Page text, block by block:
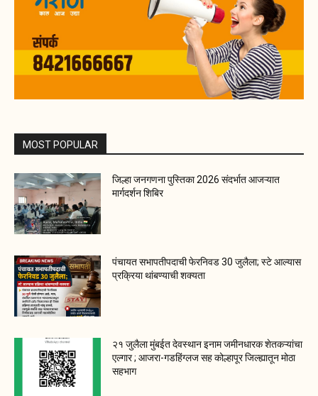
MOST POPULAR
जिल्हा जनगणना पुस्तिका 2026 संदर्भात आजऱ्यात
मार्गदर्शन शिबिर
पंचायत सभापतीपदाची फेरनिवड 30 जुलैला; स्टे आल्यास
प्रक्रिया थांबण्याची शक्यता
२१ जुलैला मुंबईत देवस्थान इनाम जमीनधारक शेतकऱ्यांचा
एल्गार ; आजरा-गडहिंग्लज सह कोल्हापूर जिल्ह्यातून मोठा
सहभाग